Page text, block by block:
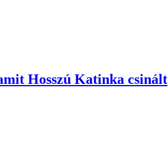
Hosszú Katinka csinált